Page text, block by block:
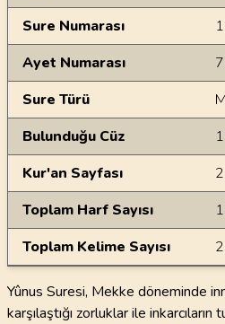
Sure Numarası
Ayet Numarası
Sure Türü
Bulunduğu Cüz
Kur'an Sayfası
Toplam Harf Sayısı
Toplam Kelime Sayısı
Yûnus Suresi, Mekke döneminde
karşılaştığı zorluklar ile inkarcıların